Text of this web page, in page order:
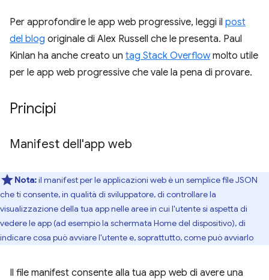
Per approfondire le app web progressive, leggi il post
del blog originale di Alex Russell che le presenta. Paul
Kinlan ha anche creato un tag Stack Overflowmolto utile
per le app web progressive che vale la pena di provare.
Principi
Manifest dell'app web
Nota:il manifest per le applicazioni web è un semplice file JSON
che ti consente, in qualità di sviluppatore, di controllare la
visualizzazione della tua app nelle aree in cui l'utente si aspetta di
vedere le app (ad esempio la schermata Home del dispositivo), di
indicare cosa può avviare l'utente e, soprattutto, come può avviarlo
Il file manifest consente alla tua app web di avere una